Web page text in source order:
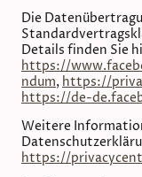
Die
Details finden Sie
https://
ndum, https://
https://de-
Weitere
https://